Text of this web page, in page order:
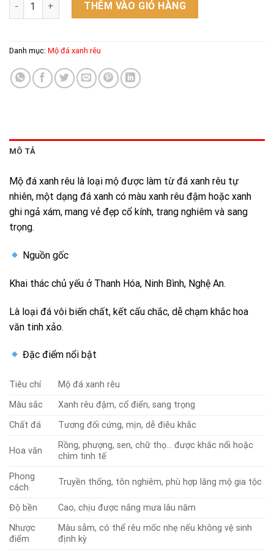
THÊM VÀO GIỎ HÀNG
Danh mục: Mộ đá xanh rêu
MÔ TẢ
Mộ đá xanh rêu là loại mộ được làm từ đá xanh rêu tự
nhiên, một dạng đá xanh có màu xanh rêu đậm hoặc xanh
ghi ngả xám, mang vẻ đẹp cổ kính, trang nghiêm và sang
trọng.
Nguồn gốc
Khai thác chủ yếu ở Thanh Hóa, Ninh Bình, Nghệ An.
Là loại đá vôi biến chất, kết cấu chắc, dễ chạm khắc hoa
văn tinh xảo.
Đặc điểm nổi bật
Tiêu chí
Mộ đá xanh rêu
Màu sắc
Xanh rêu đậm, cổ điển, sang trọng
Chất đá
Tương đối cứng, mịn, dễ điêu khắc
Hoa văn
Rồng, phượng, sen, chữ thọ… được khắc nổi hoặc
chìm tinh tế
Phong
cách
Truyền thống, tôn nghiêm, phù hợp lăng mộ gia tộc
Độ bền
Cao, chịu được nắng mưa lâu năm
Nhược
điểm
Màu sẫm, có thể rêu mốc nhẹ nếu không vệ sinh
định kỳ